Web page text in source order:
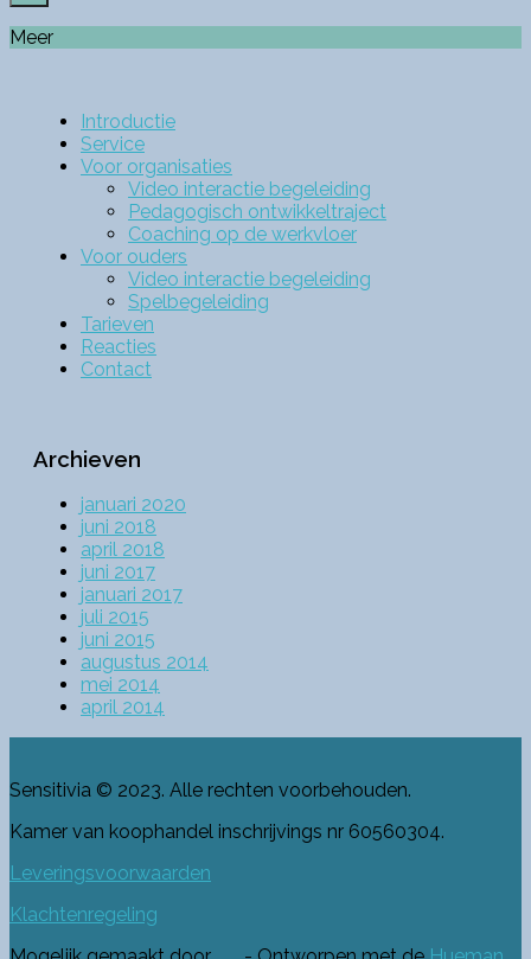
Meer
Introductie
Service
Voor organisaties
Video interactie begeleiding
Pedagogisch ontwikkeltraject
Coaching op de werkvloer
Voor ouders
Video interactie begeleiding
Spelbegeleiding
Tarieven
Reacties
Contact
Archieven
januari 2020
juni 2018
april 2018
juni 2017
januari 2017
juli 2015
juni 2015
augustus 2014
mei 2014
april 2014
Sensitivia © 2023. Alle rechten voorbehouden.
Kamer van koophandel inschrijvings nr 60560304.
Leveringsvoorwaarden
Klachtenregeling